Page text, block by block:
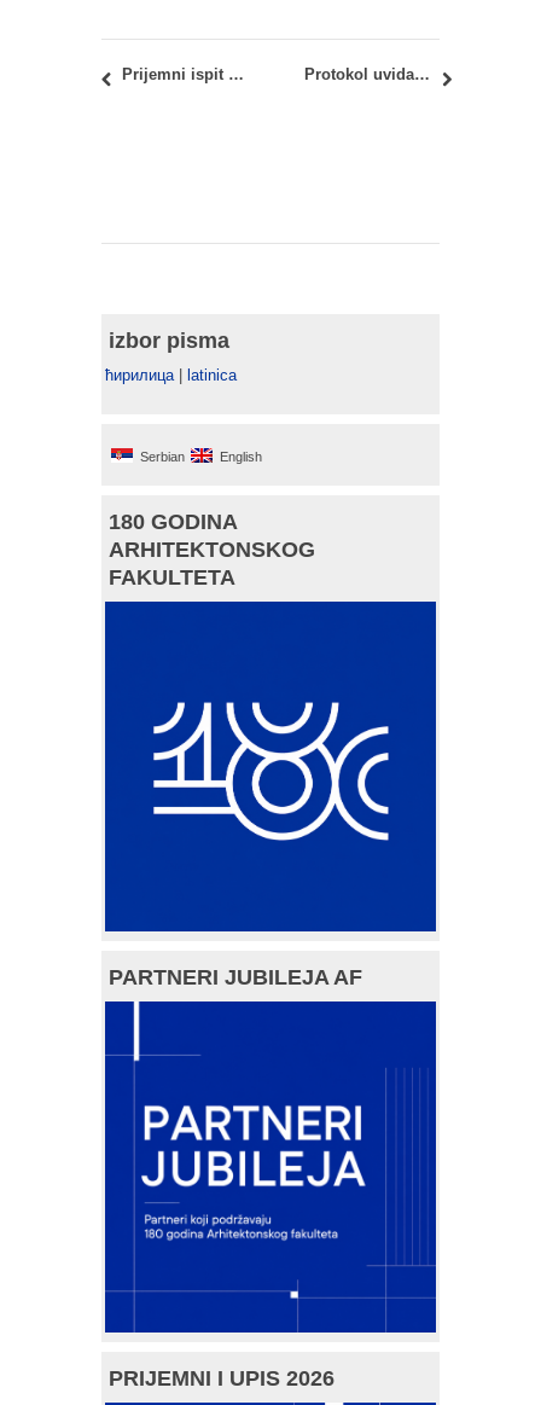
Prijemni ispit 2020: KONAČNI REZULTATI Protokol uvida u radove
izbor pisma
ћирилица latinica
Serbian English
180 GODINA
ARHITEKTONSKOG
FAKULTETA
PARTNERI JUBILEJA AF
PRIJEMNI I UPIS 2026